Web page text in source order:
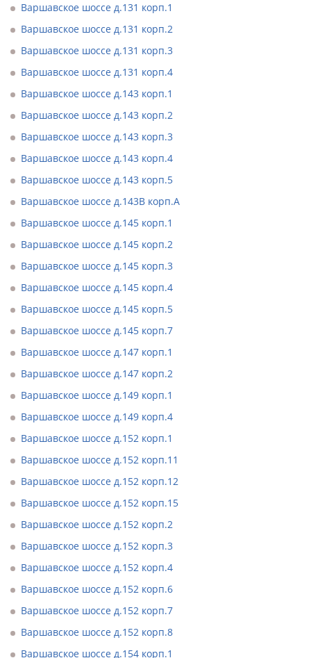
Варшавское шоссе д.131 корп.1
Варшавское шоссе д.131 корп.2
Варшавское шоссе д.131 корп.3
Варшавское шоссе д.131 корп.4
Варшавское шоссе д.143 корп.1
Варшавское шоссе д.143 корп.2
Варшавское шоссе д.143 корп.3
Варшавское шоссе д.143 корп.4
Варшавское шоссе д.143 корп.5
Варшавское шоссе д.143В корп.А
Варшавское шоссе д.145 корп.1
Варшавское шоссе д.145 корп.2
Варшавское шоссе д.145 корп.3
Варшавское шоссе д.145 корп.4
Варшавское шоссе д.145 корп.5
Варшавское шоссе д.145 корп.7
Варшавское шоссе д.147 корп.1
Варшавское шоссе д.147 корп.2
Варшавское шоссе д.149 корп.1
Варшавское шоссе д.149 корп.4
Варшавское шоссе д.152 корп.1
Варшавское шоссе д.152 корп.11
Варшавское шоссе д.152 корп.12
Варшавское шоссе д.152 корп.15
Варшавское шоссе д.152 корп.2
Варшавское шоссе д.152 корп.3
Варшавское шоссе д.152 корп.4
Варшавское шоссе д.152 корп.6
Варшавское шоссе д.152 корп.7
Варшавское шоссе д.152 корп.8
Варшавское шоссе д.154 корп.1